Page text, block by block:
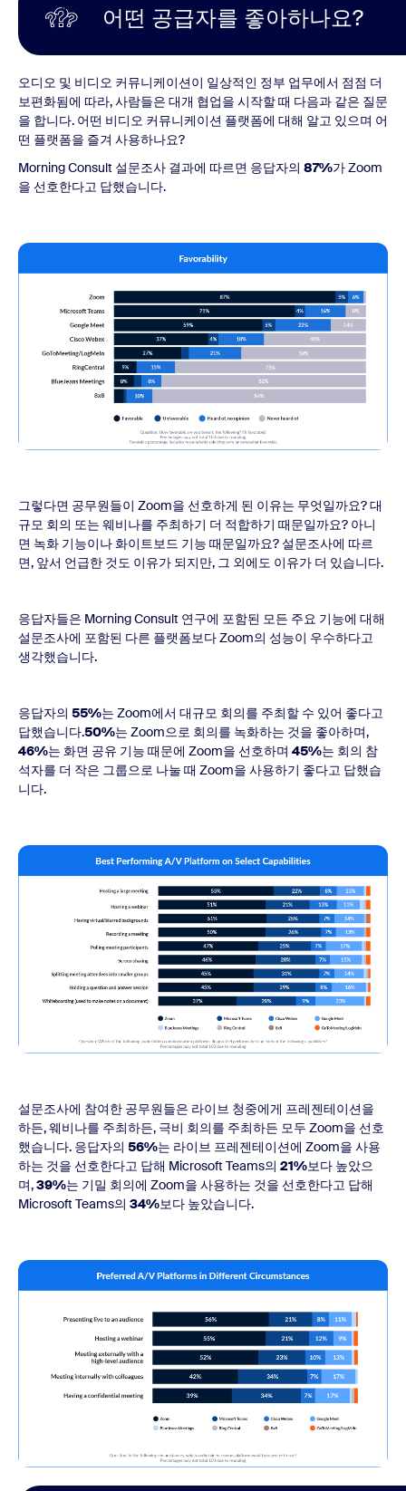
어떤 공급자를 좋아하나요?
오디오 및 비디오 커뮤니케이션이 일상적인 정부 업무에서 점점 더
보편화됨에 따라, 사람들은 대개 협업을 시작할 때 다음과 같은 질문
을 합니다. 어떤 비디오 커뮤니케이션 플랫폼에 대해 알고 있으며 어
떤 플랫폼을 즐겨 사용하나요?
Morning Consult 설문조사 결과에 따르면 응답자의 87%가 Zoom
을 선호한다고 답했습니다.
그렇다면 공무원들이 Zoom을 선호하게 된 이유는 무엇일까요? 대
규모 회의 또는 웨비나를 주최하기 더 적합하기 때문일까요? 아니
면 녹화 기능이나 화이트보드 기능 때문일까요? 설문조사에 따르
면, 앞서 언급한 것도 이유가 되지만, 그 외에도 이유가 더 있습니다.
응답자들은 Morning Consult 연구에 포함된 모든 주요 기능에 대해
설문조사에 포함된 다른 플랫폼보다 Zoom의 성능이 우수하다고
생각했습니다.
응답자의 55%는 Zoom에서 대규모 회의를 주최할 수 있어 좋다고
답했습니다.50%는 Zoom으로 회의를 녹화하는 것을 좋아하며,
46%는 화면 공유 기능 때문에 Zoom을 선호하며 45%는 회의 참
석자를 더 작은 그룹으로 나눌 때 Zoom을 사용하기 좋다고 답했습
니다.
설문조사에 참여한 공무원들은 라이브 청중에게 프레젠테이션을
하든, 웨비나를 주최하든, 극비 회의를 주최하든 모두 Zoom을 선호
했습니다. 응답자의 56%는 라이브 프레젠테이션에 Zoom을 사용
하는 것을 선호한다고 답해 Microsoft Teams의 21%보다 높았으
며,39%는 기밀 회의에 Zoom을 사용하는 것을 선호한다고 답해
Microsoft Teams의 34%보다 높았습니다.